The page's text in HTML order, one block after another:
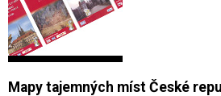
Mapy tajemných míst České